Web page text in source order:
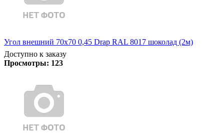
Угол внешний 70х70 0,45 Drap RAL 8017 шоколад (2м)
Доступно к заказу
Просмотры: 123